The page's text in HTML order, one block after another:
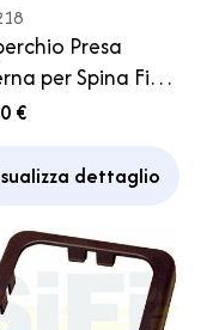
Presa
per Spina Fissa
Bianca Camper
€
dettaglio